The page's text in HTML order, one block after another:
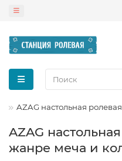
AZAG настольная
AZAG
жанре меча и